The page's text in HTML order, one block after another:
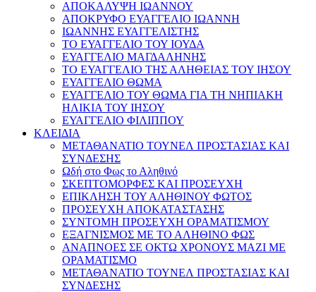
ΑΠΟΚΑΛΥΨΗ ΙΩΑΝΝΟΥ
ΑΠΟΚΡΥΦΟ ΕΥΑΓΓΕΛΙΟ ΙΩΑΝΝΗ
ΙΩΑΝΝΗΣ ΕΥΑΓΓΕΛΙΣΤΗΣ
ΤΟ ΕΥΑΓΓΕΛΙΟ ΤΟΥ ΙΟΥΔΑ
ΕΥΑΓΓΕΛΙΟ ΜΑΓΔΑΛΗΝΗΣ
ΤΟ ΕΥΑΓΓΕΛΙΟ ΤΗΣ ΑΛΗΘΕΙΑΣ ΤΟΥ ΙΗΣΟΥ
ΕΥΑΓΓΕΛΙΟ ΘΩΜΑ
ΕΥΑΓΓΕΛΙΟ ΤΟΥ ΘΩΜΑ ΓΙΑ ΤΗ ΝΗΠΙΑΚΗ
ΗΛΙΚΙΑ ΤΟΥ ΙΗΣΟΥ
ΕΥΑΓΓΕΛΙΟ ΦΙΛΙΠΠΟΥ
ΚΛΕΙΔΙΑ
ΜΕΤΑΘΑΝΑΤΙΟ ΤΟΥΝΕΛ ΠΡΟΣΤΑΣΙΑΣ ΚΑΙ
ΣΥΝΔΕΣΗΣ
Ωδή στο Φως το Αληθινό
ΣΚΕΠΤΟΜΟΡΦΕΣ ΚΑΙ ΠΡΟΣΕΥΧΗ
ΕΠΙΚΛΗΣΗ ΤΟΥ ΑΛΗΘΙΝΟΥ ΦΩΤΟΣ
ΠΡΟΣΕΥΧΗ ΑΠΟΚΑΤΑΣΤΑΣΗΣ
ΣΥΝΤΟΜΗ ΠΡΟΣΕΥΧΗ ΟΡΑΜΑΤΙΣΜΟΥ
ΕΞΑΓΝΙΣΜΟΣ ΜΕ ΤΟ ΑΛΗΘΙΝΟ ΦΩΣ
ΑΝΑΠΝΟΕΣ ΣΕ ΟΚΤΩ ΧΡΟΝΟΥΣ ΜΑΖΙ ΜΕ
ΟΡΑΜΑΤΙΣΜΟ
ΜΕΤΑΘΑΝΑΤΙΟ ΤΟΥΝΕΛ ΠΡΟΣΤΑΣΙΑΣ ΚΑΙ
ΣΥΝΔΕΣΗΣ